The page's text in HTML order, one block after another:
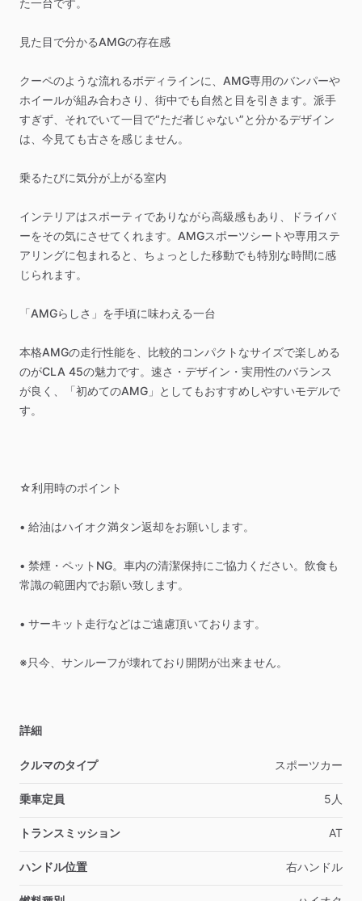
た一台です。
見た目で分かるAMGの存在感
クーペのような流れるボディラインに、AMG専用のバンパーや
ホイールが組み合わさり、街中でも自然と目を引きます。派手
すぎず、それでいて一目で“ただ者じゃない”と分かるデザイン
は、今見ても古さを感じません。
乗るたびに気分が上がる室内
インテリアはスポーティでありながら高級感もあり、ドライバ
ーをその気にさせてくれます。AMGスポーツシートや専用ステ
アリングに包まれると、ちょっとした移動でも特別な時間に感
じられます。
「AMGらしさ」を手頃に味わえる一台
本格AMGの走行性能を、比較的コンパクトなサイズで楽しめる
のがCLA 45の魅力です。速さ・デザイン・実用性のバランス
が良く、「初めてのAMG」としてもおすすめしやすいモデルで
す。
☆利用時のポイント
• 給油はハイオク満タン返却をお願いします。
• 禁煙・ペットNG。車内の清潔保持にご協力ください。飲食も
常識の範囲内でお願い致します。
• サーキット走行などはご遠慮頂いております。
※只今、サンルーフが壊れており開閉が出来ません。
詳細
クルマのタイプ スポーツカー
乗車定員 5人
トランスミッション AT
ハンドル位置 右ハンドル